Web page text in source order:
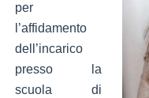
per
l’affidamento
dell’incarico
presso la
scuola di